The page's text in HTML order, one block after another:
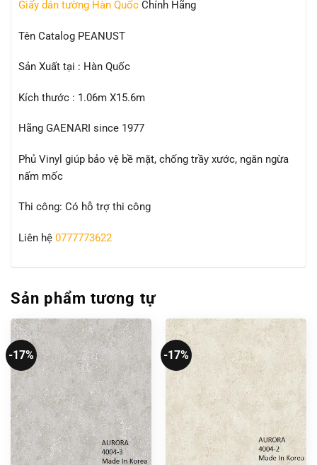
Giấy dán tường Hàn Quốc Chính Hãng
Tên Catalog PEANUST
Sản Xuất tại : Hàn Quốc
Kích thước : 1.06m X15.6m
Hãng GAENARI since 1977
Phủ Vinyl giúp bảo vệ bề mặt, chống trầy xước, ngăn ngừa
nấm mốc
Thi công: Có hỗ trợ thi công
Liên hệ 0777773622
Sản phẩm tương tự
-17% -17%